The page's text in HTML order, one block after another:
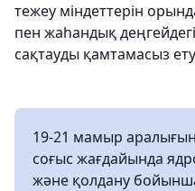
тежеу міндеттерін
пен жаһандық
сақтауды қамтамасыз
19-21 мамыр
соғыс жағдайында
және қолдану